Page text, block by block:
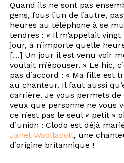
Quand ils ne sont pas
gens, fous l’un de l’autre,
heures au téléphone à se
tendres : « Il m’appelait
jour, à n’importe quelle
[…] Un jour il est venu voir
voulait m’épouser. » Le hic,
pas d’accord : « Ma fille est
au chanteur. Il faut aussi
carrière. Je vous permets
veux que personne ne vous
ce n’est pas le seul « petit »
d’union : Clodo est déjà
Janet Woollacott, une
d’origine britannique !